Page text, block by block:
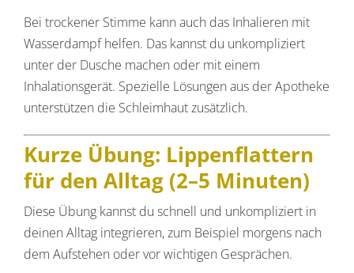
Bei trockener Stimme kann auch das Inhalieren mit
Wasserdampf helfen. Das kannst du unkompliziert
unter der Dusche machen oder mit einem
Inhalationsgerät. Spezielle Lösungen aus der Apotheke
unterstützen die Schleimhaut zusätzlich.
Kurze Übung: Lippenflattern
für den Alltag (2–5 Minuten)
Diese Übung kannst du schnell und unkompliziert in
deinen Alltag integrieren, zum Beispiel morgens nach
dem Aufstehen oder vor wichtigen Gesprächen.